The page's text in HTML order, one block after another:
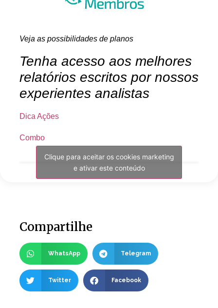
Veja as possibilidades de planos
Tenha acesso aos melhores
relatórios escritos por nossos
experientes analistas
Dica Ações
Combo
Clique para aceitar os cookies marketing
e ativar este conteúdo
Compartilhe
WhatsApp Telegram
Twitter Facebook